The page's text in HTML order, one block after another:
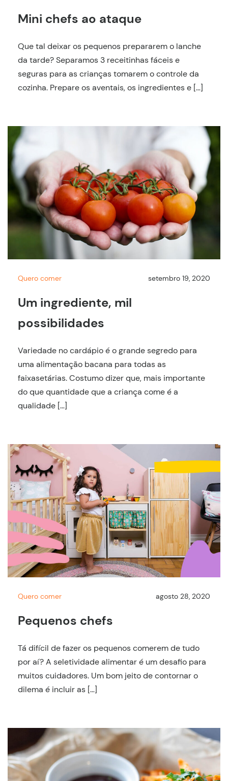
Mini chefs ao ataque
Que tal deixar os pequenos prepararem o lanche
da tarde? Separamos 3 receitinhas fáceis e
seguras para as crianças tomarem o controle da
cozinha. Prepare os aventais, os ingredientes e […]
Quero comer setembro 19, 2020
Um ingrediente, mil
possibilidades
Variedade no cardápio é o grande segredo para
uma alimentação bacana para todas as
faixasetárias. Costumo dizer que, mais importante
do que quantidade que a criança come é a
qualidade […]
Quero comer agosto 28, 2020
Pequenos chefs
Tá difícil de fazer os pequenos comerem de tudo
por aí? A seletividade alimentar é um desafio para
muitos cuidadores. Um bom jeito de contornar o
dilema é incluir as […]